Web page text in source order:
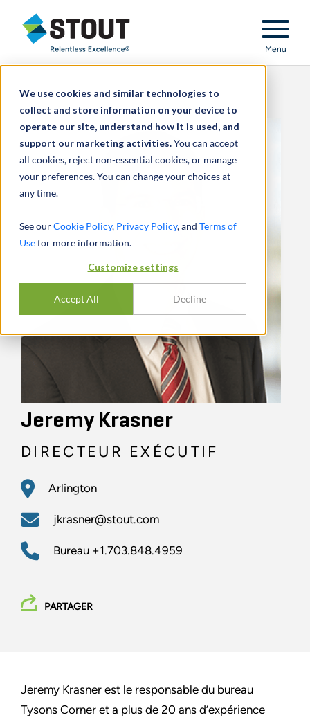
We use cookies and similar technologies to
collect and store information on your device to
operate our site, understand how it is used, and
support our marketing activities.You can accept
all cookies, reject non-essential cookies, or manage
your preferences. You can change your choices at
any time.
See ourCookie Policy, Privacy Policy, and Terms of
Usefor more information.
Customize settings
Accept All Decline
Stout Relentless Excellence
Menu
Jeremy Krasner
DIRECTEUR EXÉCUTIF
Arlington
jkrasner@stout.com
Bureau +1.703.848.4959
PARTAGER
Jeremy Krasner est le responsable du bureau
Tysons Corner et a plus de 20 ans d’expérience